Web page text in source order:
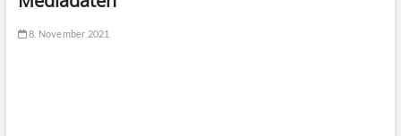
8. November 2021